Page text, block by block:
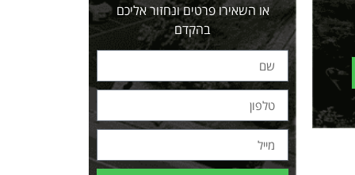
או השאירו פרטים ונחזור אליכם
בהקדם